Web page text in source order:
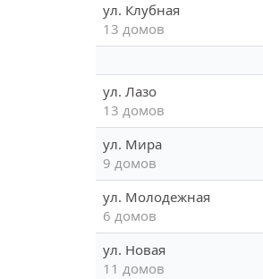
ул. Клубная
13 домов
ул. Лазо
13 домов
ул. Мира
9 домов
ул. Молодежная
6 домов
ул. Новая
11 домов